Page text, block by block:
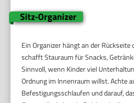
Sitz‑Organizer
Ein Organizer hängt an der Rückseite
schafft Stauraum für Snacks,
Sinnvoll, wenn Kinder viel
Ordnung im Innenraum willst. Achte
Befestigungsschlaufen und darauf,